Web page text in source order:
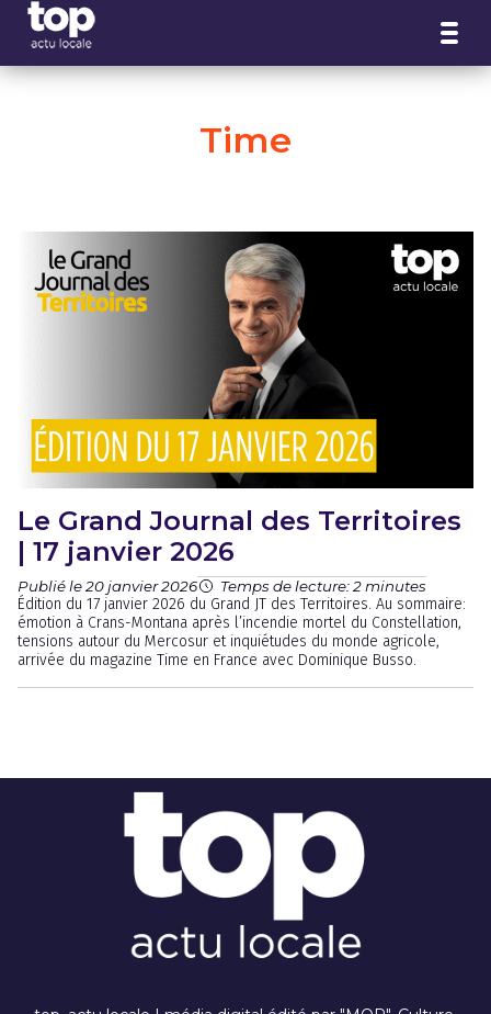
Time
Le Grand Journal des Territoires
| 17 janvier 2026
Publié le 20 janvier 2026 Temps de lecture: 2 minutes
Édition du 17 janvier 2026 du Grand JT des Territoires. Au sommaire:
émotion à Crans-Montana après l’incendie mortel du Constellation,
tensions autour du Mercosur et inquiétudes du monde agricole,
arrivée du magazine Time en France avec Dominique Busso.
Panneau de gestion des cookies